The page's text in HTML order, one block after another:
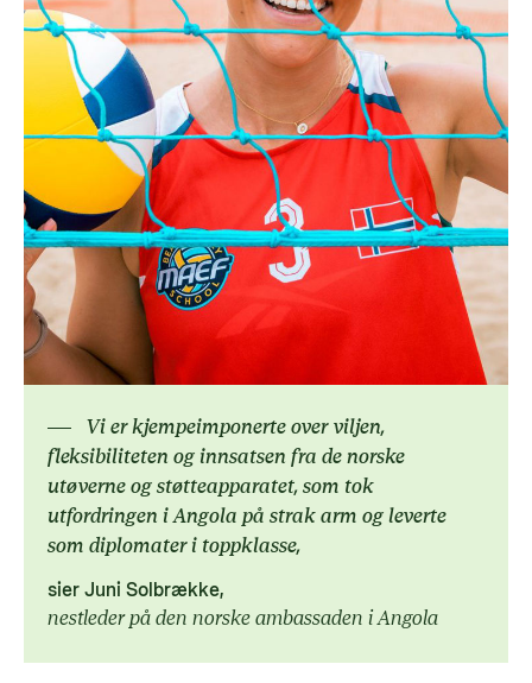
Vi er kjempeimponerte over viljen,
fleksibiliteten og innsatsen fra de norske
utøverne og støtteapparatet, som tok
utfordringen i Angola på strak arm og leverte
som diplomater i toppklasse,
sier Juni Solbrække,
nestleder på den norske ambassaden i Angola